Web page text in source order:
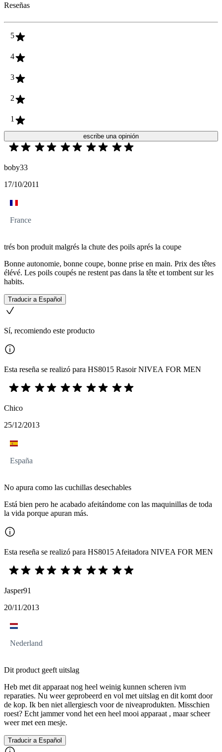
Reseñas
5
4
3
2
1
escribe una opinión
boby33
17/10/2011
France
trés bon produit malgrés la chute des poils aprés la coupe
Bonne autonomie, bonne coupe, bonne prise en main. Prix des têtes
élévé. Les poils coupés ne restent pas dans la tête et tombent sur les
habits.
Traducir a Español
Sí, recomiendo este producto
Esta reseña se realizó para HS8015 Rasoir NIVEA FOR MEN
Chico
25/12/2013
España
No apura como las cuchillas desechables
Está bien pero he acabado afeitándome con las maquinillas de toda
la vida porque apuran más.
Esta reseña se realizó para HS8015 Afeitadora NIVEA FOR MEN
Jasper91
20/11/2013
Nederland
Dit product geeft uitslag
Heb met dit apparaat nog heel weinig kunnen scheren ivm
reparaties. Nu weer geprobeerd en vol met uitslag en dit komt door
de kop. Ik ben niet allergiesch voor de niveaprodukten. Misschien
roest? Echt jammer vond het een heel mooi apparaat , maar scheer
weer met een mesje.
Traducir a Español